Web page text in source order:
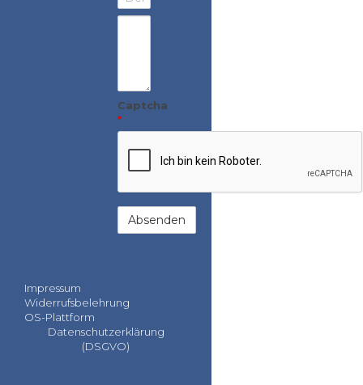
Captcha
*
Impressum
Widerrufsbelehrung
OS-Plattform
Datenschutzerklärung
(DSGVO)